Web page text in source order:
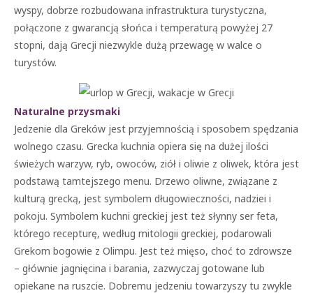
wyspy, dobrze rozbudowana infrastruktura turystyczna,
połączone z gwarancją słońca i temperaturą powyżej 27
stopni, dają Grecji niezwykle dużą przewagę w walce o
turystów.
Naturalne przysmaki
Jedzenie dla Greków jest przyjemnością i sposobem spędzania
wolnego czasu. Grecka kuchnia opiera się na dużej ilości
świeżych warzyw, ryb, owoców, ziół i oliwie z oliwek, która jest
podstawą tamtejszego menu. Drzewo oliwne, związane z
kulturą grecką, jest symbolem długowieczności, nadziei i
pokoju. Symbolem kuchni greckiej jest też słynny ser feta,
którego recepturę, według mitologii greckiej, podarowali
Grekom bogowie z Olimpu. Jest też mięso, choć to zdrowsze
– głównie jagnięcina i barania, zazwyczaj gotowane lub
opiekane na ruszcie. Dobremu jedzeniu towarzyszy tu zwykle